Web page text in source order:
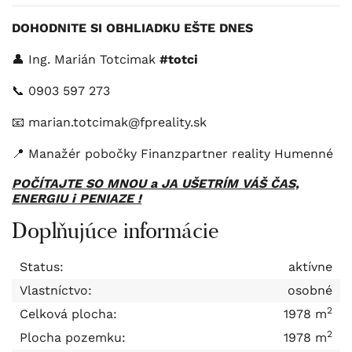
DOHODNITE SI OBHLIADKU EŠTE DNES
👤 Ing. Marián Totcimak #totci
📞 0903 597 273
📧 marian.totcimak@fpreality.sk
📍 Manažér pobočky Finanzpartner reality Humenné
POČÍTAJTE SO MNOU a JA UŠETRÍM VÁŠ ČAS,
ENERGIU i PENIAZE !
Doplňujúce informácie
Status:
aktívne
Vlastníctvo:
osobné
Celková plocha:
1978 m2
Plocha pozemku: 1978 m2